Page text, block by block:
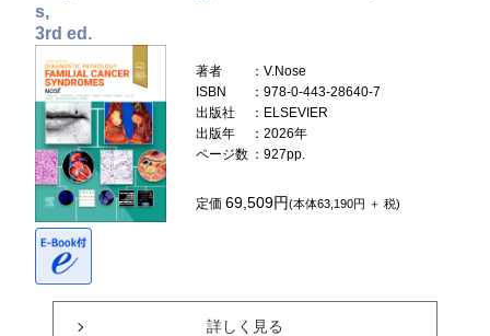
s,
3rd ed.
著者
：V.Nose
ISBN
：978-0-443-28640-7
出版社
：ELSEVIER
出版年
：2026年
ページ数 ：927pp.
定価69,509円(本体63,190円 ＋ 税)
詳しく見る